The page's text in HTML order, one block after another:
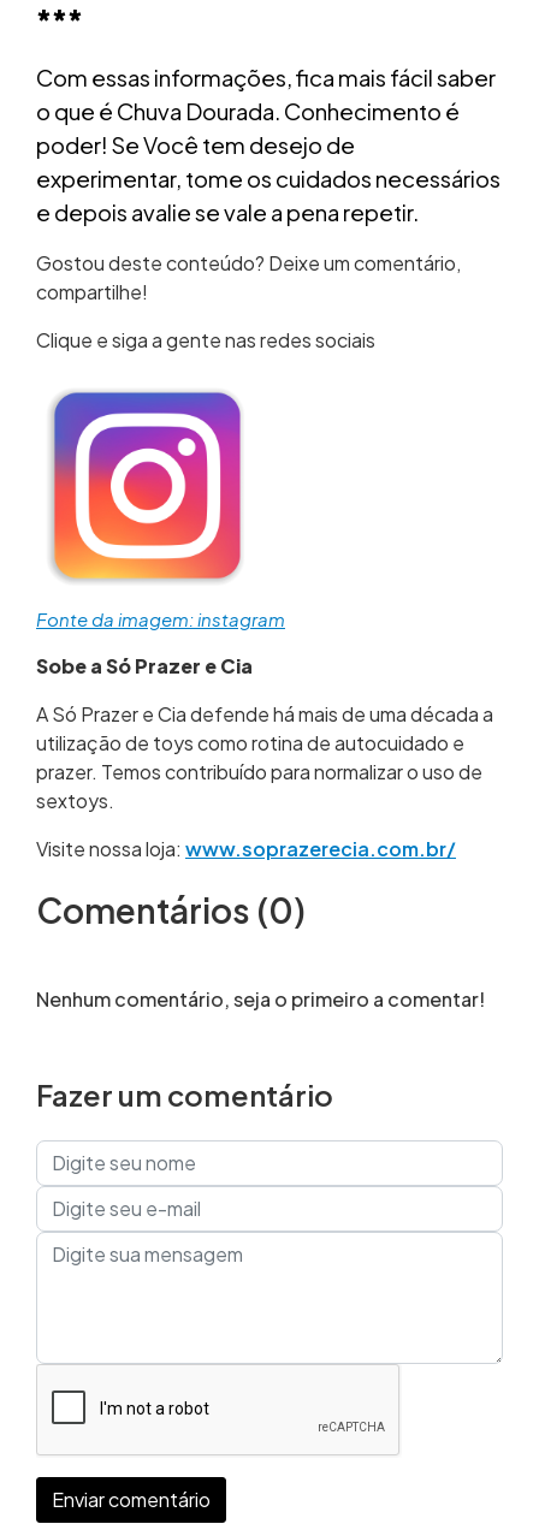
***
Com essas informações, fica mais fácil saber
o que é Chuva Dourada. Conhecimento é
poder! Se Você tem desejo de
experimentar, tome os cuidados necessários
e depois avalie se vale a pena repetir.
Gostou deste conteúdo? Deixe um comentário,
compartilhe!
Clique e siga a gente nas redes sociais
Fonte da imagem: instagram
Sobe a Só Prazer e Cia
A Só Prazer e Cia defende há mais de uma década a
utilização de toys como rotina de autocuidado e
prazer. Temos contribuído para normalizar o uso de
sextoys.
Visite nossa loja: www.soprazerecia.com.br/
Comentários (0)
Nenhum comentário, seja o primeiro a comentar!
Fazer um comentário
Enviar comentário